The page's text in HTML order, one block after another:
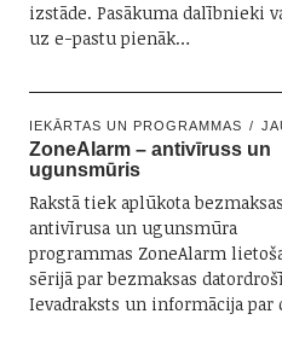
izstāde. Pasākuma dalībnieki
uz e-pastu pienāk…
IEKĀRTAS UN PROGRAMMAS
ZoneAlarm – antivīruss un
ugunsmūris
Rakstā tiek aplūkota bezmaksas
antivīrusa un ugunsmūra
programmas ZoneAlarm
sērijā par bezmaksas
Ievadraksts un informācija